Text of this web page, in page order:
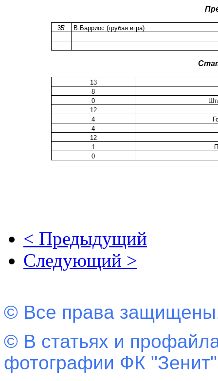
35' В.Барриос (грубая игра)
13
8
0
12
4
4
12
1
0
< Предыдущий
Следующий >
© Все права
© В статьях и
фотографии ФК